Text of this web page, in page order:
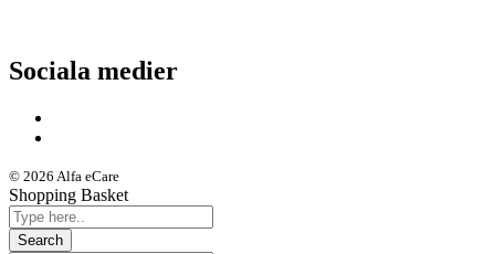
Sociala medier
© 2026 Alfa eCare
Shopping Basket